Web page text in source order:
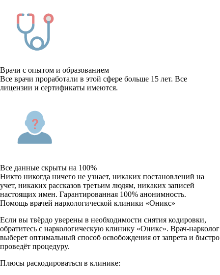
Врачи с опытом и образованием
Все врачи проработали в этой сфере больше 15 лет. Все
лицензии и сертификаты имеются.
Все данные скрыты на 100%
Никто никогда ничего не узнает, никаких постановлений на
учет, никаких рассказов третьим людям, никаких записей
настоящих имен. Гарантированная 100% анонимность.
Помощь врачей наркологической клиники «Оникс»
Если вы твёрдо уверены в необходимости снятия кодировки,
обратитесь с наркологическую клинику «Оникс». Врач-нарколог
выберет оптимальный способ освобождения от запрета и быстро
проведёт процедуру.
Плюсы раскодироваться в клинике: